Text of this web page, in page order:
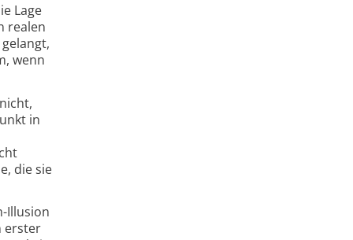
Lage
realen
wenn
in
die sie
Illusion
erster